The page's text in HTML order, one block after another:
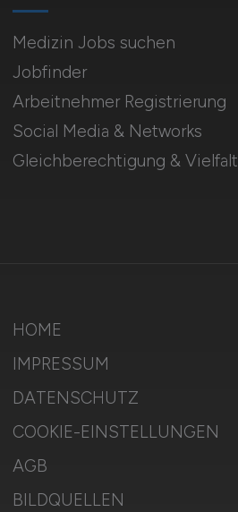
Medizin Jobs suchen
Jobfinder
Arbeitnehmer Registrierung
Social Media & Networks
Gleichberechtigung & Vielfalt
HOME
IMPRESSUM
DATENSCHUTZ
COOKIE-EINSTELLUNGEN
AGB
BILDQUELLEN